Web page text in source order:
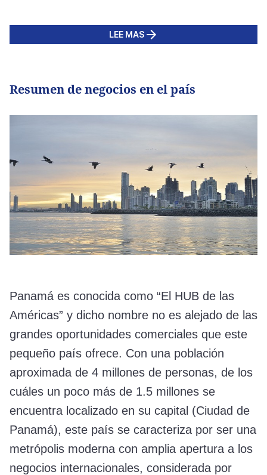
LEE MAS
Resumen de negocios en el país
Panamá es conocida como “El HUB de las
Américas” y dicho nombre no es alejado de las
grandes oportunidades comerciales que este
pequeño país ofrece. Con una población
aproximada de 4 millones de personas, de los
cuáles un poco más de 1.5 millones se
encuentra localizado en su capital (Ciudad de
Panamá), este país se caracteriza por ser una
metrópolis moderna con amplia apertura a los
negocios internacionales, considerada por